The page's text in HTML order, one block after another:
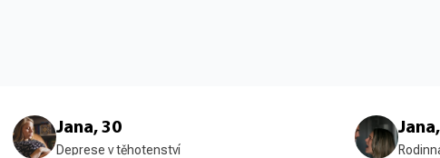
Jana, 30
Deprese v těhotenství